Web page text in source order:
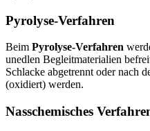
Pyrolyse-Verfahren
Beim Pyrolyse-Verfahren
unedlen Begleitmaterialien
Schlacke abgetrennt oder nach
(oxidiert) werden.
Nasschemisches